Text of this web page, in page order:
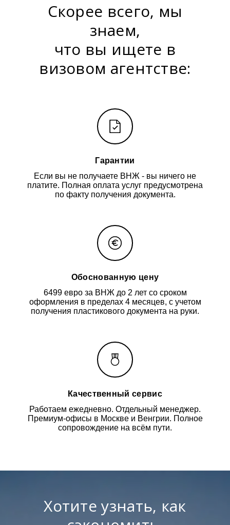
Скорее всего, мы
знаем,
что вы ищете в
визовом агентстве:
Гарантии
Если вы не получаете ВНЖ - вы ничего не
платите. Полная оплата услуг предусмотрена
по факту получения документа.
Обоснованную цену
6499 евро за ВНЖ до 2 лет со сроком
оформления в пределах 4 месяцев, с учетом
получения пластикового документа на руки.
Качественный сервис
Работаем ежедневно. Отдельный менеджер.
Премиум-офисы в Москве и Венгрии. Полное
сопровождение на всём пути.
Хотите узнать, как